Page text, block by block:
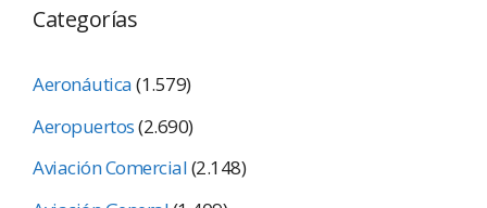
Categorías
Aeronáutica(1.579)
Aeropuertos(2.690)
Aviación Comercial(2.148)